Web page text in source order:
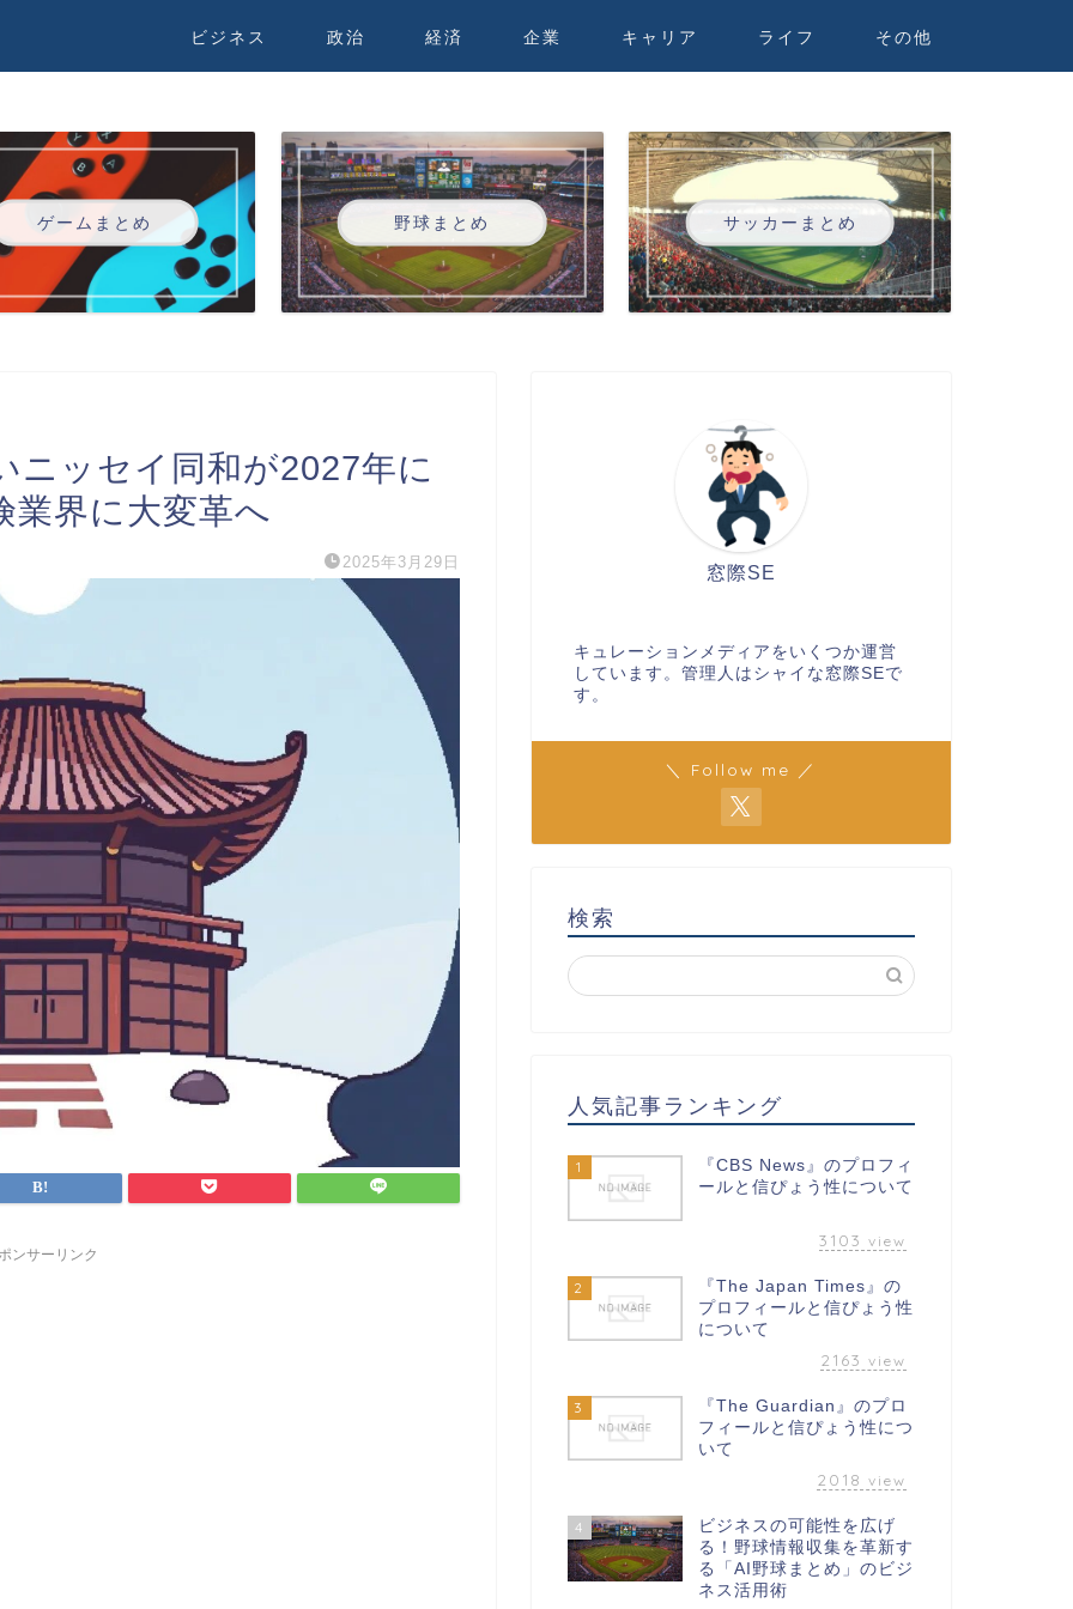
ビジネス 政治 経済 企業 キャリア ライフ その他
ゲームまとめ 野球まとめ サッカーまとめ
ニッセイ同和が2027年に
業界に大変革へ
2025年3月29日
ンサーリンク
窓際SE
キュレーションメディアをいくつか運営
しています。管理人はシャイな窓際SEで
す。
＼ Follow me ／
検索
人気記事ランキング
1
『CBS News』のプロフィ
ールと信ぴょう性について
3103 view
2
『The Japan Times』の
プロフィールと信ぴょう性
について
2163 view
3
『The Guardian』のプロ
フィールと信ぴょう性につ
いて
2018 view
4
ビジネスの可能性を広げ
る！野球情報収集を革新す
る「AI野球まとめ」のビジ
ネス活用術